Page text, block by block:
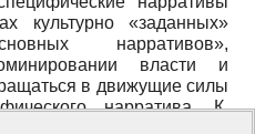
культурно «заданных»
нарративов»,
власти и
в движущие силы
нарратива. К.